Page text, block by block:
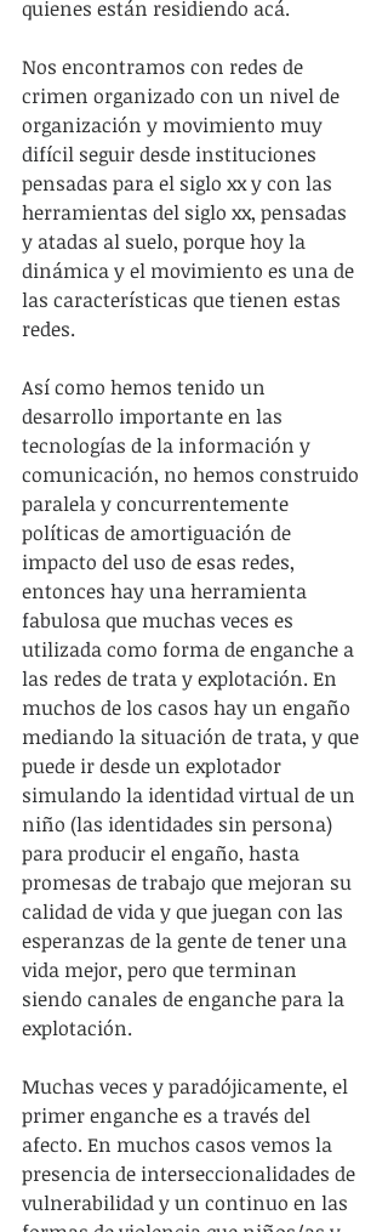
quienes están residiendo acá.
Nos encontramos con redes de
crimen organizado con un nivel de
organización y movimiento muy
difícil seguir desde instituciones
pensadas para el siglo xx y con las
herramientas del siglo xx, pensadas
y atadas al suelo, porque hoy la
dinámica y el movimiento es una de
las características que tienen estas
redes.
Así como hemos tenido un
desarrollo importante en las
tecnologías de la información y
comunicación, no hemos construido
paralela y concurrentemente
políticas de amortiguación de
impacto del uso de esas redes,
entonces hay una herramienta
fabulosa que muchas veces es
utilizada como forma de enganche a
las redes de trata y explotación. En
muchos de los casos hay un engaño
mediando la situación de trata, y que
puede ir desde un explotador
simulando la identidad virtual de un
niño (las identidades sin persona)
para producir el engaño, hasta
promesas de trabajo que mejoran su
calidad de vida y que juegan con las
esperanzas de la gente de tener una
vida mejor, pero que terminan
siendo canales de enganche para la
explotación.
Muchas veces y paradójicamente, el
primer enganche es a través del
afecto. En muchos casos vemos la
presencia de interseccionalidades de
vulnerabilidad y un continuo en las